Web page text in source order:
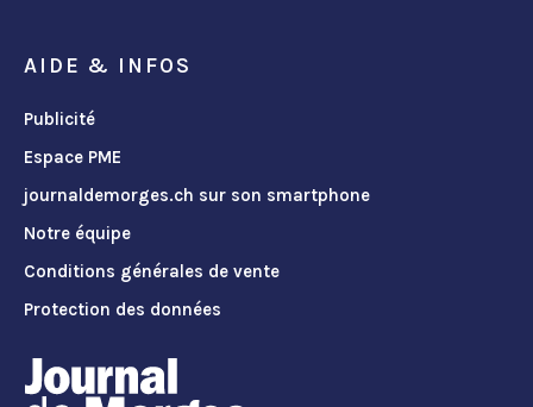
AIDE & INFOS
Publicité
Espace PME
journaldemorges.ch sur son smartphone
Notre équipe
Conditions générales de vente
Protection des données